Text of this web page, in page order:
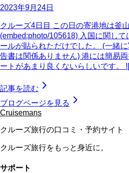
2023年9月24日
クルーズ4日目 この日の寄港地は釜
(embed:photo/105618) 入国に関し
ールが貼られただけでした。 (一緒
告書は関係ありません) 港には簡易
ートがあまり良くないらしいです。
記事を読む
ブログページを見る
Cruisemans
クルーズ旅行の口コミ・予約サイト
クルーズ旅行をもっと身近に。
サポート